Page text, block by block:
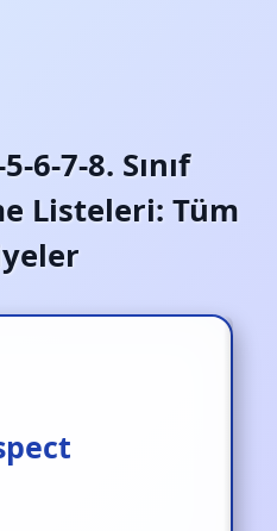
6-7-8. Sınıf
Listeleri: Tüm